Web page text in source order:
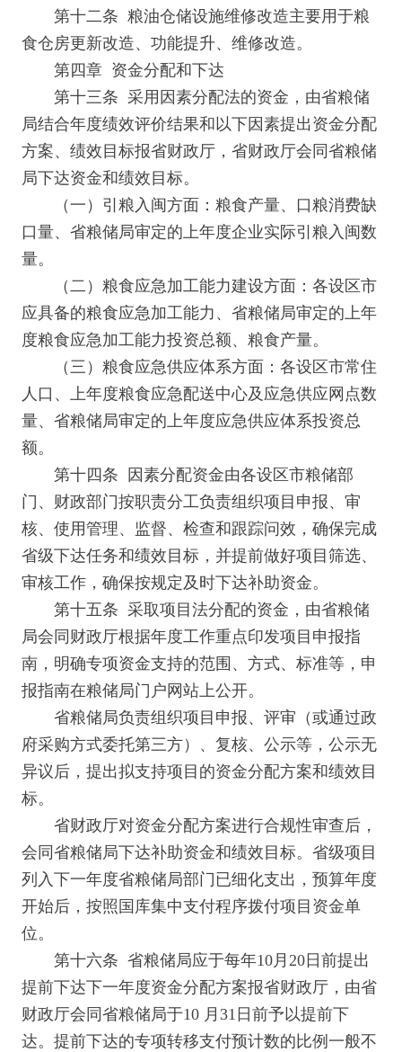
第十二条 粮油仓储设施维修改造主要用于粮
食仓房更新改造、功能提升、维修改造。
第四章 资金分配和下达
第十三条 采用因素分配法的资金，由省粮储
局结合年度绩效评价结果和以下因素提出资金分配
方案、绩效目标报省财政厅，省财政厅会同省粮储
局下达资金和绩效目标。
（一）引粮入闽方面：粮食产量、口粮消费缺
口量、省粮储局审定的上年度企业实际引粮入闽数
量。
（二）粮食应急加工能力建设方面：各设区市
应具备的粮食应急加工能力、省粮储局审定的上年
度粮食应急加工能力投资总额、粮食产量。
（三）粮食应急供应体系方面：各设区市常住
人口、上年度粮食应急配送中心及应急供应网点数
量、省粮储局审定的上年度应急供应体系投资总
额。
第十四条 因素分配资金由各设区市粮储部
门、财政部门按职责分工负责组织项目申报、审
核、使用管理、监督、检查和跟踪问效，确保完成
省级下达任务和绩效目标，并提前做好项目筛选、
审核工作，确保按规定及时下达补助资金。
第十五条 采取项目法分配的资金，由省粮储
局会同财政厅根据年度工作重点印发项目申报指
南，明确专项资金支持的范围、方式、标准等，申
报指南在粮储局门户网站上公开。
省粮储局负责组织项目申报、评审（或通过政
府采购方式委托第三方）、复核、公示等，公示无
异议后，提出拟支持项目的资金分配方案和绩效目
标。
省财政厅对资金分配方案进行合规性审查后，
会同省粮储局下达补助资金和绩效目标。省级项目
列入下一年度省粮储局部门已细化支出，预算年度
开始后，按照国库集中支付程序拨付项目资金单
位。
第十六条 省粮储局应于每年10月20日前提出
提前下达下一年度资金分配方案报省财政厅，由省
财政厅会同省粮储局于10 月31日前予以提前下
达。提前下达的专项转移支付预计数的比例一般不